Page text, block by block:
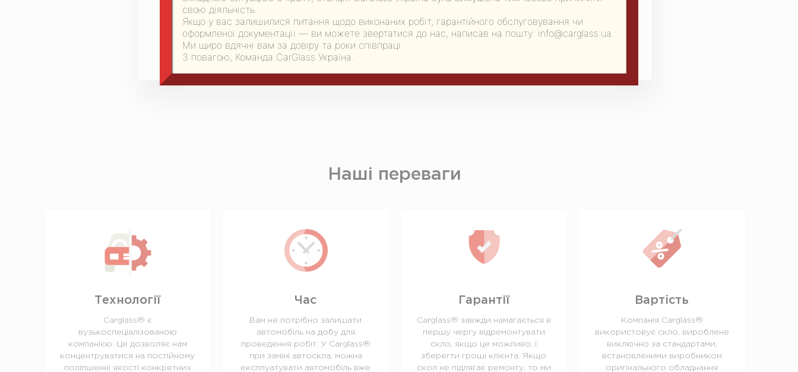
Наші переваги
Технології
Carglass® є
вузькоспеціалізованою
компанією. Це дозволяє нам
концентруватися на постійному
поліпшенні якості конкретних
Час
Вам не потрібно залишати
автомобіль на добу для
проведення робіт. У Carglass®
при заміні автоскла, можна
експлуатувати автомобіль вже
Гарантії
Carglass® завжди намагається в
першу чергу відремонтувати
скло, якщо це можливо, і
зберегти гроші клієнта. Якщо
скол не підлягає ремонту, то ми
Вартiсть
Компанія Carglass®
використовує скло, вироблене
виключно за стандартами,
встановленими виробником
оригінального обладнання
свою діяльність.
Якщо у вас залишилися питання щодо виконаних робіт, гарантійного обслуговування чи
оформленої документації — ви можете звертатися до нас, написав на пошту: info@carglass.ua.
Ми щиро вдячні вам за довіру та роки співпраці.
З повагою, Команда CarGlass Україна.